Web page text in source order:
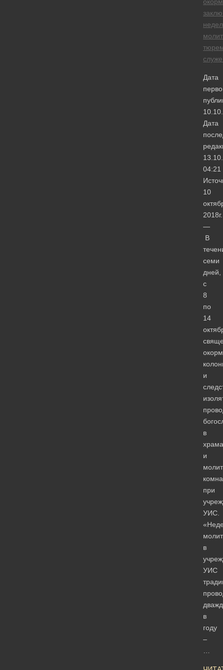
Дата
Дата
04:21
10
2018г.
—
В
семи
дней,
с
8
по
14
и
в
и
при
УИС.
в
УИС
в
году
–